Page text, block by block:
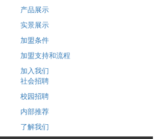
产品展示
实景展示
加盟条件
加盟支持和流程
加入我们
社会招聘
校园招聘
内部推荐
了解我们